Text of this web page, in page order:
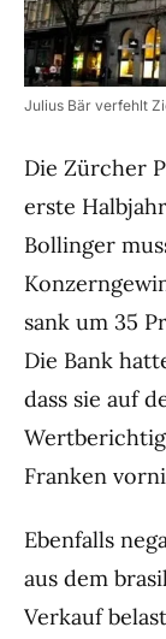
Julius Bär verfehlt
Die Zürcher
erste
Bollinger
sank um 35
Die Bank
dass sie auf
Franken
Ebenfalls
aus dem
Verkauf